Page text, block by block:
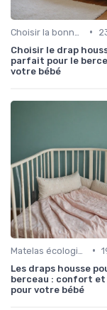
•
Choisir le drap
parfait pour le
votre bébé
•
Les draps housse
berceau : confort
pour votre bébé